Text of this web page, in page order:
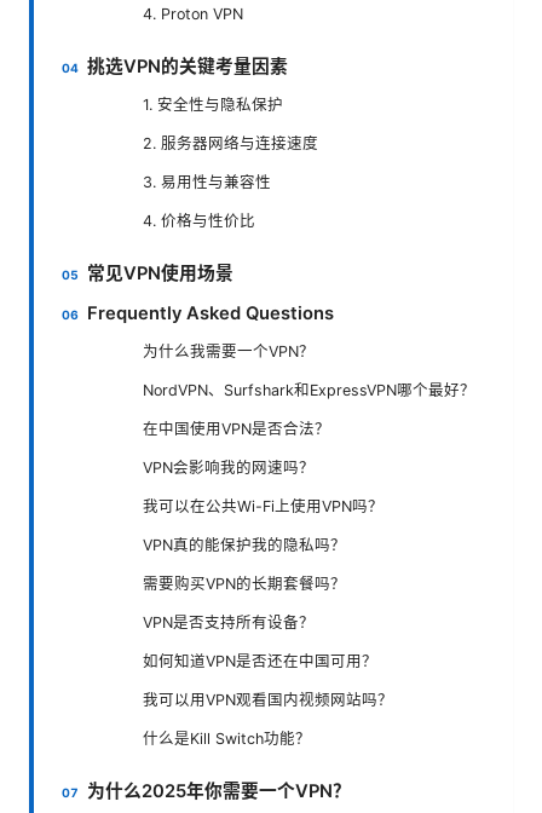
4. Proton VPN
挑选VPN的关键考量因素
1. 安全性与隐私保护
2. 服务器网络与连接速度
3. 易用性与兼容性
4. 价格与性价比
常见VPN使用场景
Frequently Asked Questions
为什么我需要一个VPN？
NordVPN、Surfshark和ExpressVPN哪个最好？
在中国使用VPN是否合法？
VPN会影响我的网速吗？
我可以在公共Wi-Fi上使用VPN吗？
VPN真的能保护我的隐私吗？
需要购买VPN的长期套餐吗？
VPN是否支持所有设备？
如何知道VPN是否还在中国可用？
我可以用VPN观看国内视频网站吗？
什么是Kill Switch功能？
为什么2025年你需要一个VPN？